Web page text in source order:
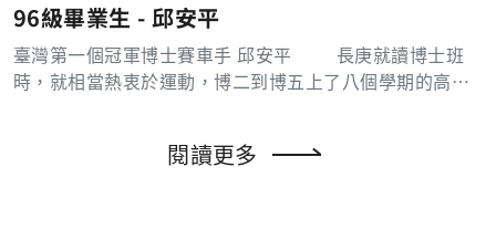
發方向。而IMEC的教授、研究員和研究生會發表近半年的
研究成果，用口頭簡報或是海報張貼的方式呈現。由於成
果的好壞往往決定了未來的互動與資源，因此雙方都相當
示室中供所有的學生和研究學者參觀。展示者會在自己的
96級畢業生 - 邱安平
臺灣第一個冠軍博士賽車手 邱安平 長庚就讀博士班
時，就相當熱衷於運動，博二到博五上了八個學期的高爾
當時是一個沒有制服，連比賽都要到處湊人的球隊，在博
閱讀更多